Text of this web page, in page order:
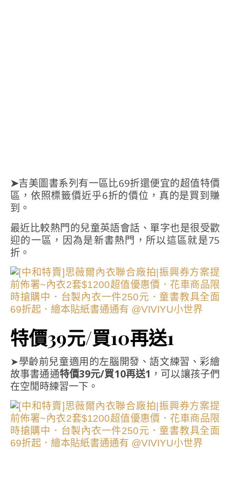
➤吉美圖書系列有一區比69折還便宜的超值特價
區，依照標籤價近乎6折的價位，真的是買到賺
到。
最近比較熱門的兒童英語會話、單字也是很受歡
迎的一區，因為是新書熱門，所以這區就是75
折。
特價39元/買10再送1
➤學齡前兒童適用的左腦開發、語文練習、彩繪
故事書通通特價39元/買10再送1 ，可以讓孩子們
在空閒時練習一下。